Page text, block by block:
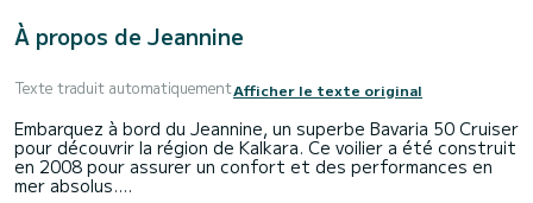
À propos de Jeannine
Texte traduit automatiquementAfficher le texte original
Embarquez à bord du Jeannine, un superbe Bavaria 50 Cruiser
pour découvrir la région de Kalkara. Ce voilier a été construit
en 2008 pour assurer un confort et des performances en
mer absolus.